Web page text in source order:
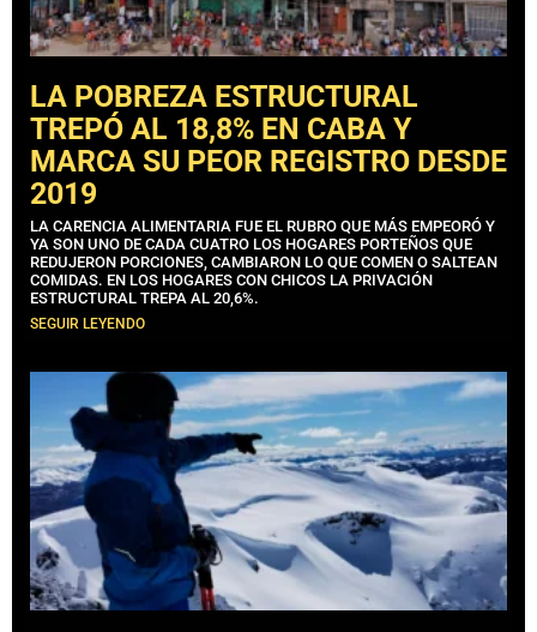
LA POBREZA ESTRUCTURAL
TREPÓ AL 18,8% EN CABA Y
MARCA SU PEOR REGISTRO DESDE
2019
LA CARENCIA ALIMENTARIA FUE EL RUBRO QUE MÁS EMPEORÓ Y
YA SON UNO DE CADA CUATRO LOS HOGARES PORTEÑOS QUE
REDUJERON PORCIONES, CAMBIARON LO QUE COMEN O SALTEAN
COMIDAS. EN LOS HOGARES CON CHICOS LA PRIVACIÓN
ESTRUCTURAL TREPA AL 20,6%.
SEGUIR LEYENDO